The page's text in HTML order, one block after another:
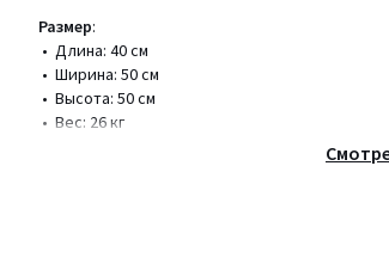
Размер:
• Длина: 40 см
• Ширина: 50 см
• Высота: 50 см
• Вес: 26 кг